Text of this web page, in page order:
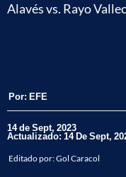
Alavés vs. Rayo
Por: EFE
14 de Sept, 2023
Actualizado: 14 De Sept,
Editado por:Gol Caracol